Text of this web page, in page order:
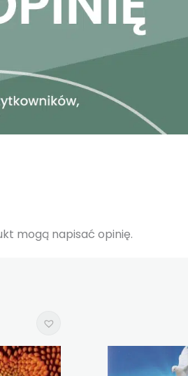
mogą napisać opinię.